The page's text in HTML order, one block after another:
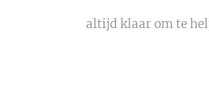
altijd klaar om te